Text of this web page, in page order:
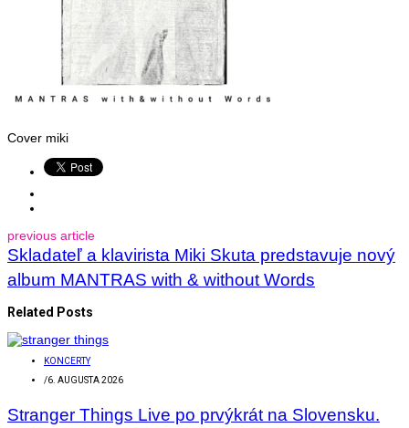
Cover miki
previous article
Skladateľ a klavirista Miki Skuta predstavuje nový
album MANTRAS with & without Words
Related Posts
KONCERTY
/6. AUGUSTA 2026
Stranger Things Live po prvýkrát na Slovensku.